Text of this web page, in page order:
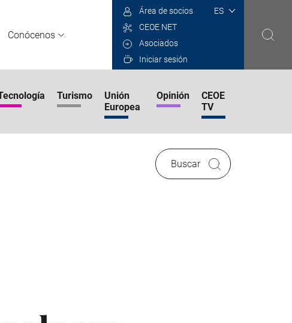
Conócenos
Select
Área de socios
CEOE NET
Asociados
Iniciar sesión
Turismo
Unión
Europea
Opinión
CEOE
TV
Buscar